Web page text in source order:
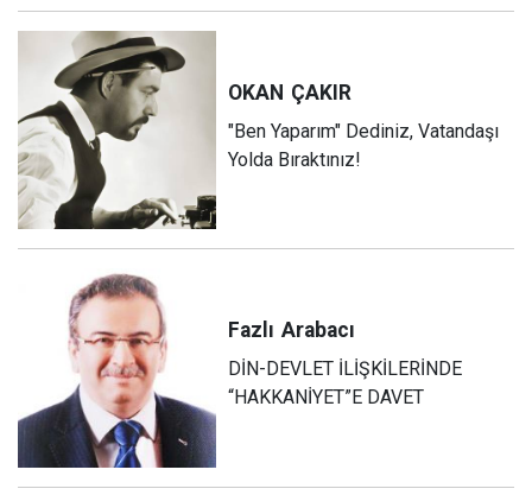
OKAN ÇAKIR
"Ben Yaparım" Dediniz, Vatandaşı
Yolda Bıraktınız!
Fazlı Arabacı
DİN-DEVLET İLİŞKİLERİNDE
“HAKKANİYET”E DAVET